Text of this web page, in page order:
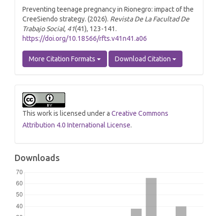
Preventing teenage pregnancy in Rionegro: impact of the
CreeSiendo strategy. (2026). Revista De La Facultad De
Trabajo Social, 41(41), 123-141.
https://doi.org/10.18566/rfts.v41n41.a06
More Citation Formats Download Citation
This work is licensed under a Creative Commons
Attribution 4.0 International License.
Downloads